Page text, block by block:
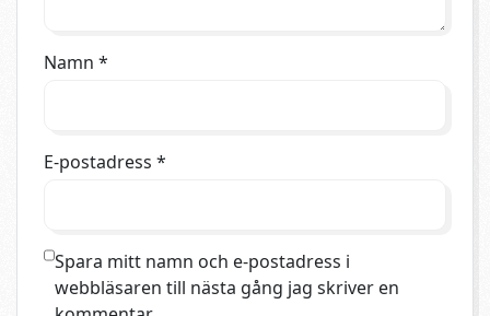
Namn *
E-postadress *
Spara mitt namn och e-postadress i
webbläsaren till nästa gång jag skriver en